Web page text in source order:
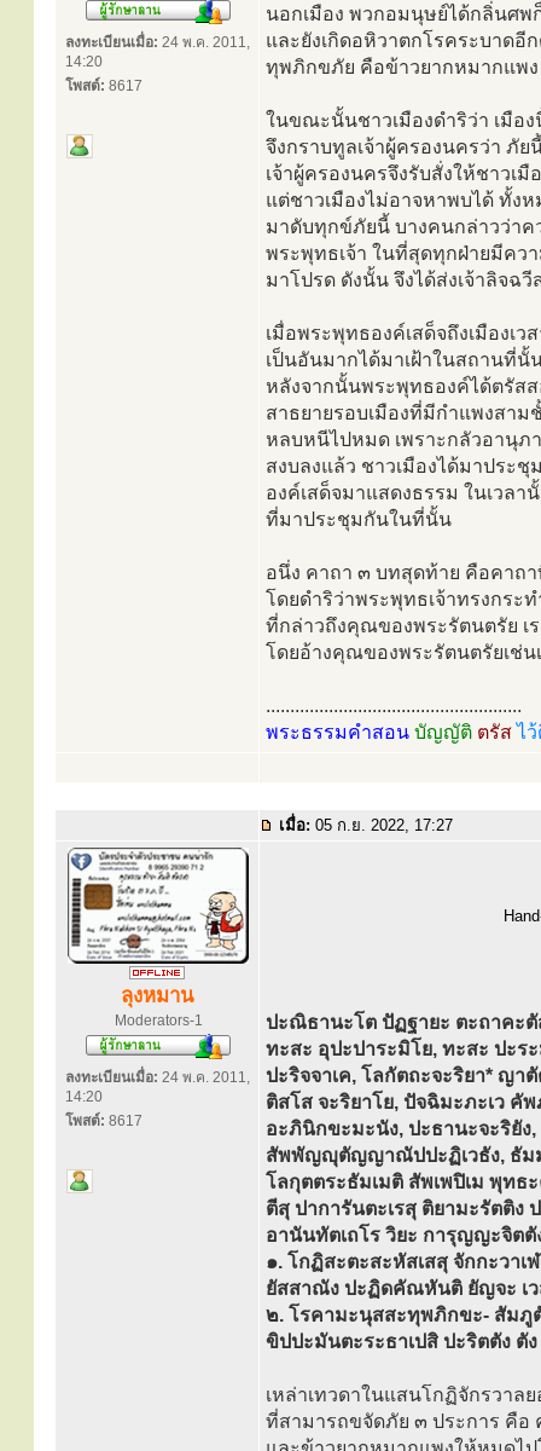
ลงทะเบียนเมื่อ: 24 พ.ค. 2011,
14:20
โพสต์: 8617
นอกเมือง พวกอมนุษย์ได้กลิ่นศพ
และยังเกิดอหิวาตกโรคระบาดอี
ทุพภิกขภัย คือข้าวยากหมากแพ
ในขณะนั้นชาวเมืองดำริว่า เมือ
จึงกราบทูลเจ้าผู้ครองนครว่า ภั
เจ้าผู้ครองนครจึงรับสั่งให้ชาว
แต่ชาวเมืองไม่อาจหาพบได้ ทั้ง
มาดับทุกข์ภัยนี้ บางคนกล่าวว่าค
พระพุทธเจ้า ในที่สุดทุกฝ่ายมีคว
มาโปรด ดังนั้น จึงได้ส่งเจ้าลิจ
เมื่อพระพุทธองค์เสด็จถึงเมืองเ
เป็นอันมากได้มาเฝ้าในสถานที่
หลังจากนั้นพระพุทธองค์ได้ตรัส
สาธยายรอบเมืองที่มีกำแพงสา
หลบหนีไปหมด เพราะกลัวอานุ
สงบลงแล้ว ชาวเมืองได้มาประ
องค์เสด็จมาแสดงธรรม ในเวล
ที่มาประชุมกันในที่นั้น
อนึ่ง คาถา ๓ บทสุดท้าย คือคาถ
โดยดำริว่าพระพุทธเจ้าทรงกระ
ที่กล่าวถึงคุณของพระรัตนตรัย เ
โดยอ้างคุณของพระรัตนตรัยเช่น
.....................................................
พระธรรมคำสอน บัญญัติ ตรัสไ
เมื่อ: 05 ก.ย. 2022, 17:27
ลุงหมาน
Moderators-1
ลงทะเบียนเมื่อ: 24 พ.ค. 2011,
14:20
โพสต์: 8617
ปะณิธานะโต ปัฏฐายะ ตะถาคะ
ทะสะ อุปะปาระมิโย, ทะสะ ปะร
ปะริจจาเค, โลกัตถะจะริยา* ญา
ติสโส จะริยาโย, ปัจฉิมะภะเว คั
อะภินิกขะมะนัง, ปะธานะจะริยัง,
สัพพัญญุตัญญาณัปปะฏิเวธัง, ธัม
โลกุตตระธัมเมติ สัพเพปิเม พุทธ
ตีสุ ปาการันตะเรสุ ติยามะรัตติง
อานันทัตเถโร วิยะ การุญญะจิตตั
๑. โกฏิสะตะสะหัสเสสุ จักกะวาเ
ยัสสาณัง ปะฏิดคัณหันติ ยัญจะ เว
๒. โรคามะนุสสะทุพภิกขะ- สัมภู
ขิปปะมันตะระธาเปสิ ปะริตตัง ตั
เหล่าเทวดาในแสนโกฏิจักรวาล
ที่สามารถขจัดภัย ๓ ประการ คือ